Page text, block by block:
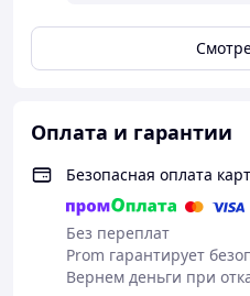
Оплата и гарантии
Безопасная оплата
Без переплат
Prom гарантирует
Вернем деньги при